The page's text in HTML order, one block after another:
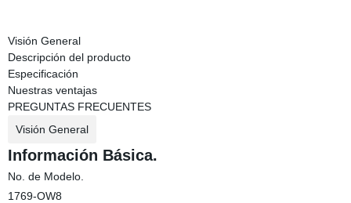
Visión General
Descripción del producto
Especificación
Nuestras ventajas
PREGUNTAS FRECUENTES
Visión General
Información Básica.
No. de Modelo.
1769-OW8